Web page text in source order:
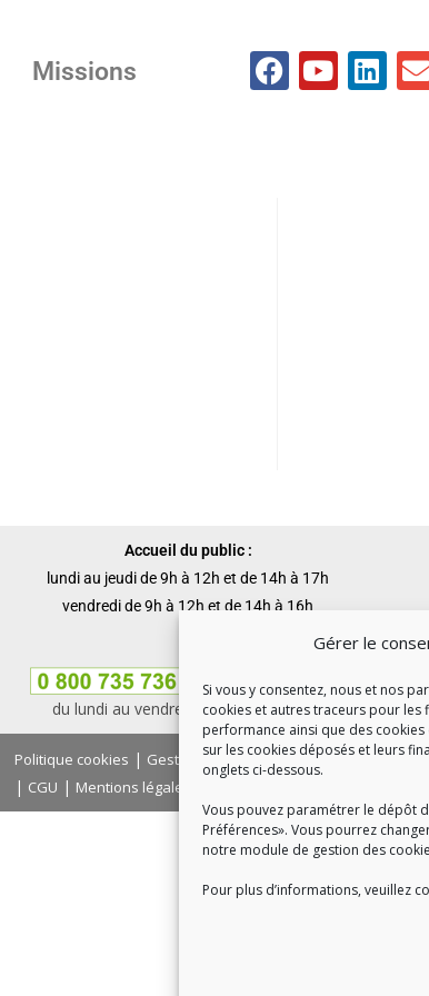
Gérer le
Si vous y consentez, nous et nos
cookies et autres traceurs pour les
performance ainsi que des
sur les cookies déposés et leurs
onglets ci-dessous.
Vous pouvez paramétrer le dépôt
Préférences». Vous pourrez
notre module de gestion des
Pour plus d’informations, veuillez
Missions
Accueil du public :
lundi au jeudi de 9h à 12h et de 14h à 17h
vendredi de 9h à 12h et de 14h à 16h
du lundi au vendredi, de 8h30 à 18h30
Politique cookies | Gestion des cookies|Politique de
| CGU | Mentions légales